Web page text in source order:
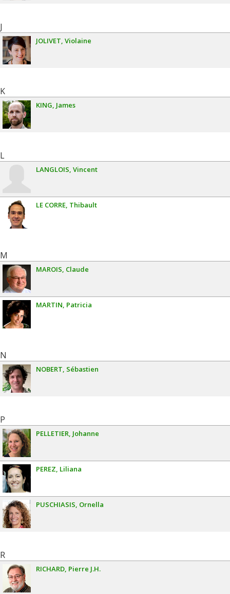
J
JOLIVET Violaine
K
KING James
L
LANGLOIS Vincent
LE CORRE Thibault
M
MAROIS Claude
MARTIN Patricia
N
NOBERT Sébastien
P
PELLETIER Johanne
PEREZ Liliana
PUSCHIASIS Ornella
R
RICHARD Pierre J.H.